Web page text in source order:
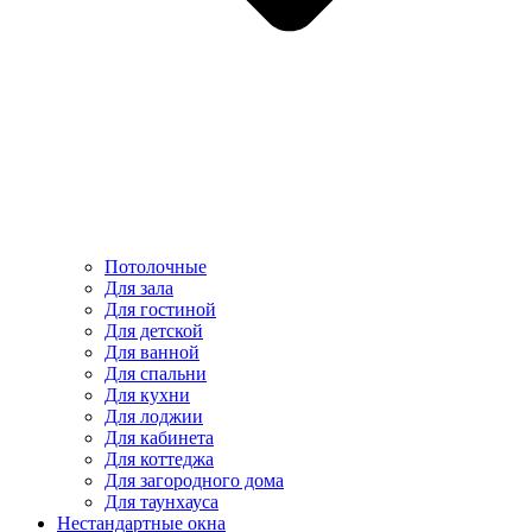
Потолочные
Для зала
Для гостиной
Для детской
Для ванной
Для спальни
Для кухни
Для лоджии
Для кабинета
Для коттеджа
Для загородного дома
Для таунхауса
Нестандартные окна